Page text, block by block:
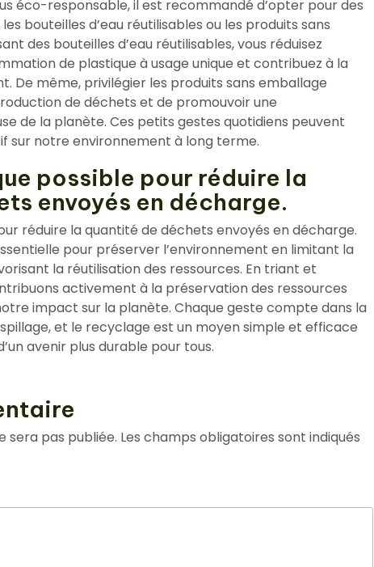
éco-responsable, il est recommandé d’opter pour des
bouteilles d’eau réutilisables ou les produits sans
des bouteilles d’eau réutilisables, vous réduisez
de plastique à usage unique et contribuez à la
De même, privilégier les produits sans emballage
de déchets et de promouvoir une
de la planète. Ces petits gestes quotidiens peuvent
sur notre environnement à long terme.
possible pour réduire la
envoyés en décharge.
réduire la quantité de déchets envoyés en décharge.
pour préserver l’environnement en limitant la
la réutilisation des ressources. En triant et
activement à la préservation des ressources
impact sur la planète. Chaque geste compte dans la
et le recyclage est un moyen simple et efficace
avenir plus durable pour tous.
sera pas publiée. Les champs obligatoires sont indiqués